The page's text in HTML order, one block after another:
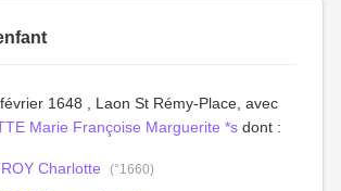
1648 , Laon St Rémy-Place, avec
Marie Françoise Marguerite *s dont :
Charlotte (°1660)